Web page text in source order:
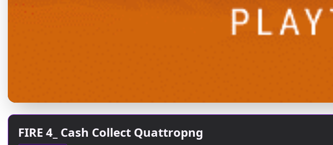
▶
FIRE 4_ Cash Collect Quattropng